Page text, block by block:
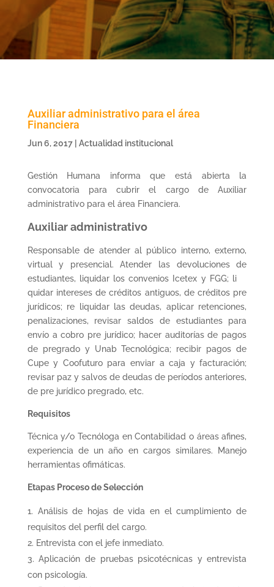
Auxiliar administrativo para el área
Financiera
Jun 6, 2017| Actualidad institucional
Gestión Humana informa que está abierta la
convocatoria para cubrir el cargo de Auxiliar
administrativo para el área Financiera.
Auxiliar administrativo
Responsable de atender al público interno, externo,
virtual y presencial. Atender las devoluciones de
estudiantes, liquidar los convenios Icetex y FGG; li
quidar intereses de créditos antiguos, de créditos pre
jurídicos; re liquidar las deudas, aplicar retenciones,
penalizaciones, revisar saldos de estudiantes para
envío a cobro pre jurídico; hacer auditorías de pagos
de pregrado y Unab Tecnológica; recibir pagos de
Cupe y Coofuturo para enviar a caja y facturación;
revisar paz y salvos de deudas de períodos anteriores,
de pre jurídico pregrado, etc.
Requisitos
Técnica y/o Tecnóloga en Contabilidad o áreas afines,
experiencia de un año en cargos similares. Manejo
herramientas ofimáticas.
Etapas Proceso de Selección
Análisis de hojas de vida en el cumplimiento de
requisitos del perfil del cargo.
Entrevista con el jefe inmediato.
Aplicación de pruebas psicotécnicas y entrevista
con psicología.